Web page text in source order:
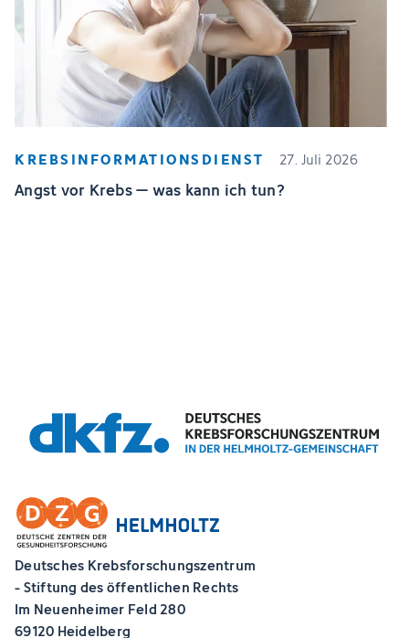
KREBSINFORMATIONSDIENST 27. Juli 2026
Angst vor Krebs – was kann ich tun?
Deutsches Krebsforschungszentrum
- Stiftung des öffentlichen Rechts
Im Neuenheimer Feld 280
69120 Heidelberg